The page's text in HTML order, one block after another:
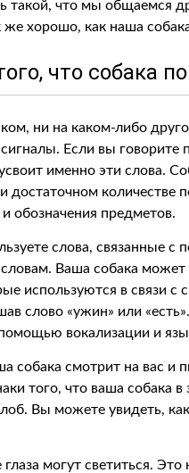
такой, что мы общаемся
хорошо, как наша
что собака
ни на каком-либо
Если вы говорите
именно эти слова.
достаточном количестве
обозначения предметов.
слова, связанные с
словам. Ваша собака
используются в связи
слово «ужин» или
вокализации и
собака смотрит на вас и
того, что ваша собака
Вы можете увидеть,
глаза могут светиться.